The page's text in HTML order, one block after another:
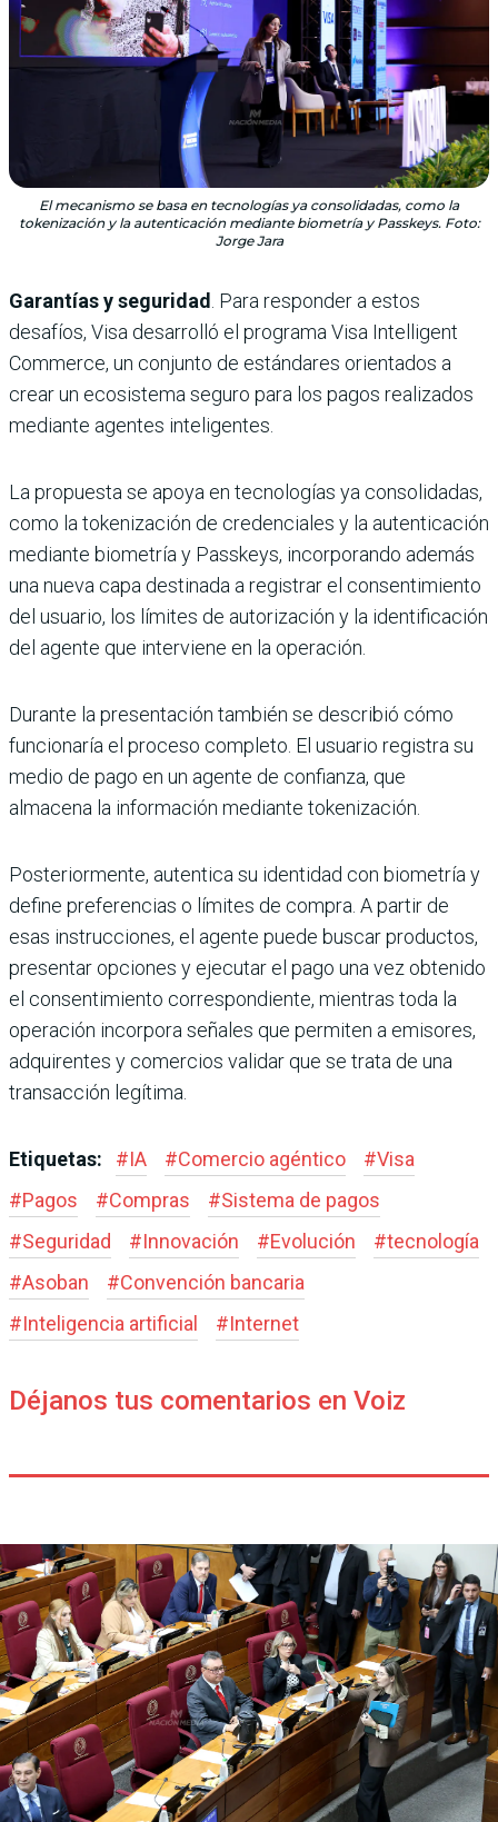
El mecanismo se basa en tecnologías ya consolidadas, como la
tokenización y la autenticación mediante biometría y Passkeys. Foto:
Jorge Jara
Garantías y seguridad . Para responder a estos
desafíos, Visa desarrolló el programa Visa Intelligent
Commerce, un conjunto de estándares orientados a
crear un ecosistema seguro para los pagos realizados
mediante agentes inteligentes.
La propuesta se apoya en tecnologías ya consolidadas,
como la tokenización de credenciales y la autenticación
mediante biometría y Passkeys, incorporando además
una nueva capa destinada a registrar el consentimiento
del usuario, los límites de autorización y la identificación
del agente que interviene en la operación.
Durante la presentación también se describió cómo
funcionaría el proceso completo. El usuario registra su
medio de pago en un agente de confianza, que
almacena la información mediante tokenización.
Posteriormente, autentica su identidad con biometría y
define preferencias o límites de compra. A partir de
esas instrucciones, el agente puede buscar productos,
presentar opciones y ejecutar el pago una vez obtenido
el consentimiento correspondiente, mientras toda la
operación incorpora señales que permiten a emisores,
adquirentes y comercios validar que se trata de una
transacción legítima.
Etiquetas: #IA #Comercio agéntico #Visa
#Pagos #Compras #Sistema de pagos
#Seguridad #Innovación #Evolución #tecnología
#Asoban #Convención bancaria
#Inteligencia artificial #Internet
Déjanos tus comentarios en Voiz